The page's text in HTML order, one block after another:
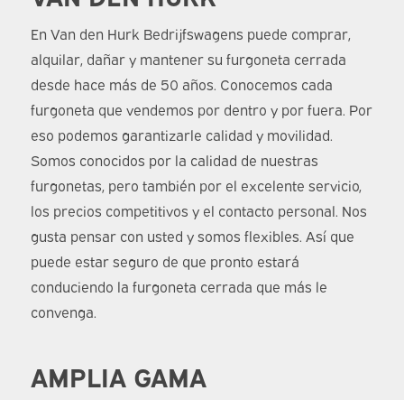
En Van den Hurk Bedrijfswagens puede comprar,
alquilar, dañar y mantener su furgoneta cerrada
desde hace más de 50 años. Conocemos cada
furgoneta que vendemos por dentro y por fuera. Por
eso podemos garantizarle calidad y movilidad.
Somos conocidos por la calidad de nuestras
furgonetas, pero también por el excelente servicio,
los precios competitivos y el contacto personal. Nos
gusta pensar con usted y somos flexibles. Así que
puede estar seguro de que pronto estará
conduciendo la furgoneta cerrada que más le
convenga.
AMPLIA GAMA